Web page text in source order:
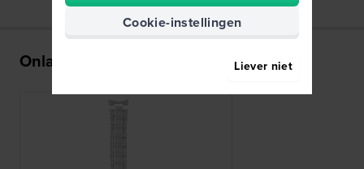
Onlangs bekeken
Cookie-instellingen
Liever niet